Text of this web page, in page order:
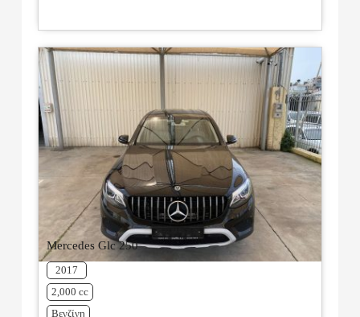
Mercedes Glc 250
2017
2,000 cc
Βενζίνη